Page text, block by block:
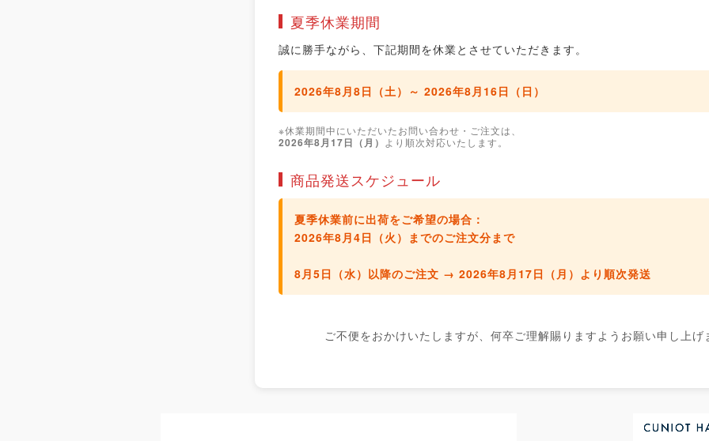
夏季休業期間
誠に勝手ながら、下記期間を休業とさせていただきます。
2026年8月8日（土）～ 2026年8月16日（日）
※休業期間中にいただいたお問い合わせ・ご注文は、
2026年8月17日（月） より順次対応いたします。
商品発送スケジュール
夏季休業前に出荷をご希望の場合：
2026年8月4日（火）までのご注文分 まで
8月5日（水）以降のご注文 → 2026年8月17日（月）より順次発送
ご不便をおかけいたしますが、何卒ご理解賜りますようお願い申し上げ